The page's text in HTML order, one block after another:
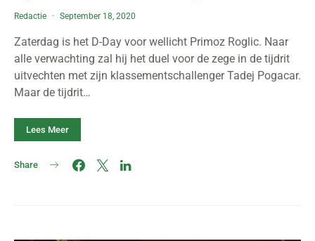
Redactie September 18, 2020
Zaterdag is het D-Day voor wellicht Primoz Roglic. Naar
alle verwachting zal hij het duel voor de zege in de tijdrit
uitvechten met zijn klassementschallenger Tadej Pogacar.
Maar de tijdrit…
Lees Meer
Share